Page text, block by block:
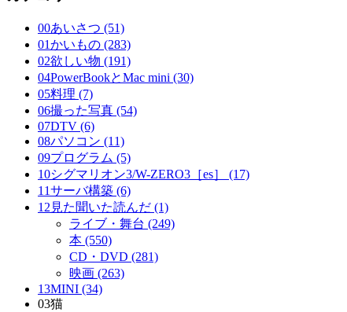
00あいさつ (51)
01かいもの (283)
02欲しい物 (191)
04PowerBookとMac mini (30)
05料理 (7)
06撮った写真 (54)
07DTV (6)
08パソコン (11)
09プログラム (5)
10シグマリオン3/W-ZERO3［es］ (17)
11サーバ構築 (6)
12見た聞いた読んだ (1)
ライブ・舞台 (249)
本 (550)
CD・DVD (281)
映画 (263)
13MINI (34)
03猫